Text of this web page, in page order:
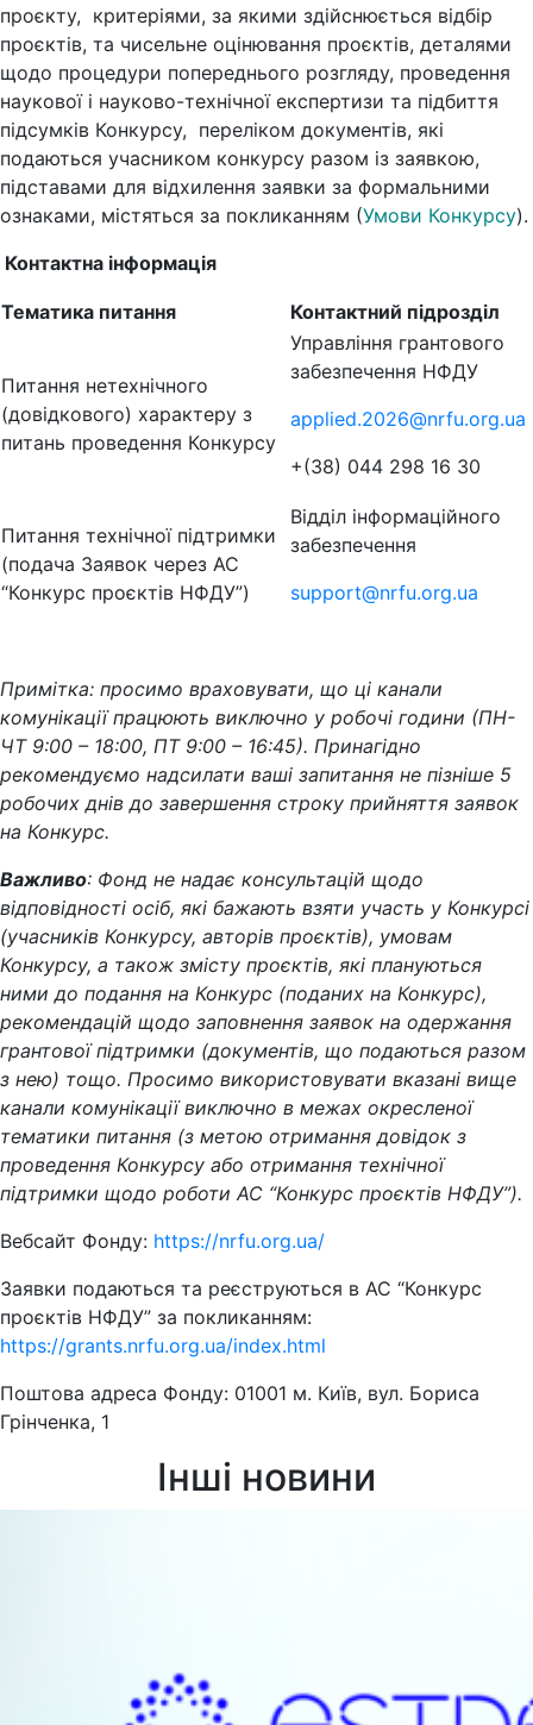
проєкту, критеріями, за якими здійснюється відбір
проєктів, та чисельне оцінювання проєктів, деталями
щодо процедури попереднього розгляду, проведення
наукової і науково-технічної експертизи та підбиття
підсумків Конкурсу, переліком документів, які
подаються учасником конкурсу разом із заявкою,
підставами для відхилення заявки за формальними
ознаками, містяться за покликанням (Умови Конкурсу).
Контактна інформація
Тематика питання Контактний підрозділ
Питання нетехнічного
(довідкового) характеру з
питань проведення Конкурсу
Управління грантового
забезпечення НФДУ
applied.2026@nrfu.org.ua
+(38) 044 298 16 30
Питання технічної підтримки
(подача Заявок через АС
“Конкурс проєктів НФДУ”)
Відділ інформаційного
забезпечення
support@nrfu.org.ua
Примітка: просимо враховувати, що ці канали
комунікації працюють виключно у робочі години (ПН-
ЧТ 9:00 – 18:00, ПТ 9:00 – 16:45). Принагідно
рекомендуємо надсилати ваші запитання не пізніше 5
робочих днів до завершення строку прийняття заявок
на Конкурс.
Важливо: Фонд не надає консультацій щодо
відповідності осіб, які бажають взяти участь у Конкурсі
(учасників Конкурсу, авторів проєктів), умовам
Конкурсу, а також змісту проєктів, які плануються
ними до подання на Конкурс (поданих на Конкурс),
рекомендацій щодо заповнення заявок на одержання
грантової підтримки (документів, що подаються разом
з нею) тощо. Просимо використовувати вказані вище
канали комунікації виключно в межах окресленої
тематики питання (з метою отримання довідок з
проведення Конкурсу або отримання технічної
підтримки щодо роботи АС “Конкурс проєктів НФДУ”).
Вебсайт Фонду: https://nrfu.org.ua/
Заявки подаються та реєструються в АС “Конкурс
проєктів НФДУ” за покликанням:
https://grants.nrfu.org.ua/index.html
Поштова адреса Фонду: 01001 м. Київ, вул. Бориса
Грінченка, 1
Інші новини